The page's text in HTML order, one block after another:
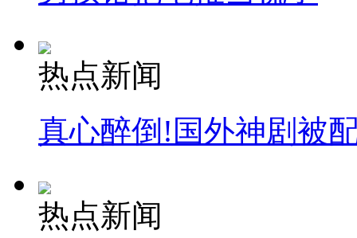
热点新闻
真心醉倒!国外神剧被
热点新闻